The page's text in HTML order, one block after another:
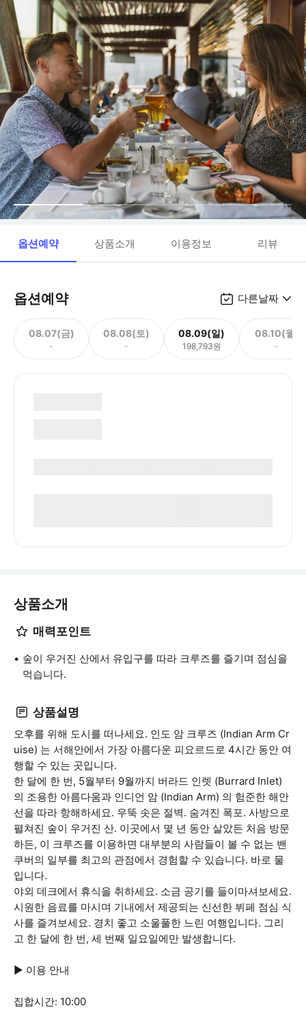
옵션예약 상품소개 이용정보 리뷰
옵션예약 다른날짜
08.07(금)
-
08.08(토)
-
08.09(일)
198,793원
08.10(월)
-
상품소개
매력포인트
숲이 우거진 산에서 유입구를 따라 크루즈를 즐기며 점심을
먹습니다.
상품설명
오후를 위해 도시를 떠나세요. 인도 암 크루즈 (Indian Arm Cr
uise) 는 서해안에서 가장 아름다운 피요르드로 4시간 동안 여
행할 수 있는 곳입니다.
한 달에 한 번, 5월부터 9월까지 버라드 인렛 (Burrard Inlet)
의 조용한 아름다움과 인디언 암 (Indian Arm) 의 험준한 해안
선을 따라 항해하세요. 우뚝 솟은 절벽. 숨겨진 폭포. 사방으로
펼쳐진 숲이 우거진 산. 이곳에서 몇 년 동안 살았든 처음 방문
하든, 이 크루즈를 이용하면 대부분의 사람들이 볼 수 없는 밴
쿠버의 일부를 최고의 관점에서 경험할 수 있습니다. 바로 물
입니다.
야외 데크에서 휴식을 취하세요. 소금 공기를 들이마셔보세요.
시원한 음료를 마시며 기내에서 제공되는 신선한 뷔페 점심 식
사를 즐겨보세요. 경치 좋고 소울풀한 느린 여행입니다. 그리
고 한 달에 한 번, 세 번째 일요일에만 발생합니다.
▶ 이용 안내
집합시간: 10:00